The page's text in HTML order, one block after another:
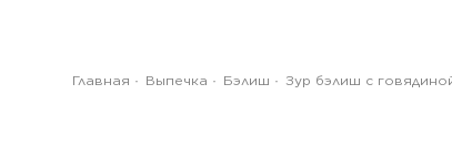
Главная Выпечка Бэлиш Зур бэлиш c